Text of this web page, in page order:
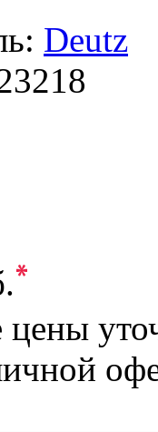
Deutz
*